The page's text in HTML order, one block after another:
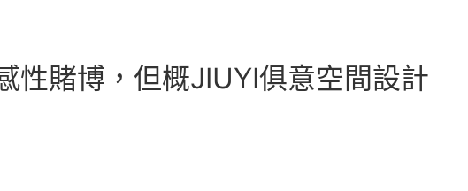
性賭博，但概JIUYI俱意空間設計